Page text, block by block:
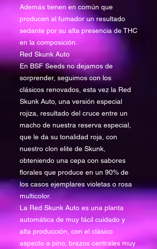
Además tienen en común que
producen al fumador un resultado
sedante por su alta presencia de THC
en la composición.
Red Skunk Auto
En BSF Seeds no dejamos de
sorprender, seguimos con los
clásicos renovados, esta vez la Red
Skunk Auto, una versión especial
rojiza, resultado del cruce entre un
macho de nuestra reserva especial,
que le da su tonalidad roja, con
nuestro clon elite de Skunk,
obteniendo una cepa con sabores
florales que produce en un 90% de
los casos ejemplares violetas o rosa
multicolor.
La Red Skunk Auto es una planta
automática de muy fácil cuidado y
alta producción, con el clásico
aspecto a pino, brazos centrales muy